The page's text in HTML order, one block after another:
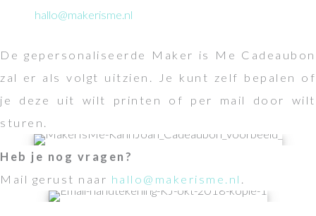
hallo@makerisme.nl
De gepersonaliseerde Maker is Me Cadeaubon
zal er als volgt uitzien. Je kunt zelf bepalen of
je deze uit wilt printen of per mail door wilt
sturen.
Heb je nog vragen?
Mail gerust naar hallo@makerisme.nl